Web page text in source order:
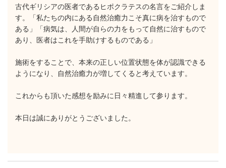
古代ギリシアの医者であるヒポクラテスの名言をご紹介しま
す。「私たちの内にある自然治癒力こそ真に病を治すもので
ある」「病気は、人間が自らの力をもって自然に治すもので
あり、医者はこれを手助けするものである」
施術をすることで、本来の正しい位置状態を体が認識できる
ようになり、自然治癒力が増してくると考えています。
これからも頂いた感想を励みに日々精進して参ります。
本日は誠にありがとうございました。